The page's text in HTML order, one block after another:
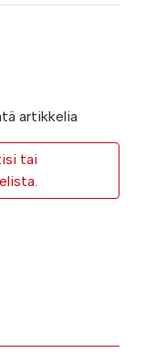
artikkelia
tai